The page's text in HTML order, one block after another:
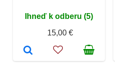
Ihneď k odberu (5)
15,00 €